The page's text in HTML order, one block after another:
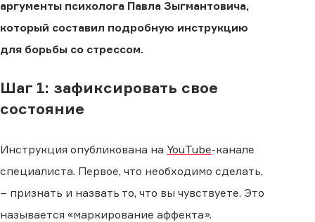
аргументы психолога Павла Зыгмантовича,
который составил подробную инструкцию
для борьбы со стрессом.
Шаг 1: зафиксировать свое
состояние
Инструкция опубликована на YouTube-канале
специалиста. Первое, что необходимо сделать,
– признать и назвать то, что вы чувствуете. Это
называется «маркирование аффекта».